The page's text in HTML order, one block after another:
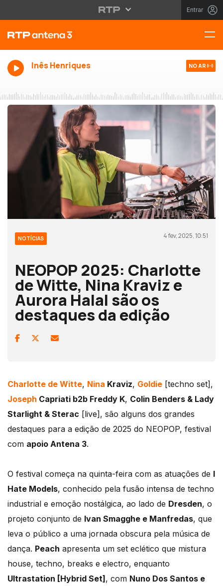
Entrar
Inês Henriques NO AR
NOTÍCIAS 4 fev, 2025, 10:51
NEOPOP 2025: Charlotte
de Witte, Nina Kraviz e
Aurora Halal são os
destaques da edição
Charlotte de Witte, Nina Kraviz, Goldie [techno set],
Joseph Capriati b2b Freddy K, Colin Benders & Lady
Starlight & Sterac [live], são alguns dos grandes
destaques para a edição de 2025 do NEOPOP, festival
com apoio Antena 3.
O festival começa na quinta-feira com as atuações de I
Hate Models, conhecido pela fusão intensa de techno
industrial e emoção nostálgica, ao lado de Dresden, o
projeto conjunto de Ivan Smagghe e Manfredas, que
leva o público a uma jornada obscura pela música de
dança. Peach apresenta um set eclético que mistura
house, techno, breaks e electro, enquanto
Ultrastation [Hybrid Set], com Nuno Dos Santos e